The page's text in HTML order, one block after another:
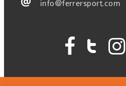
info@ferrersport.com
  